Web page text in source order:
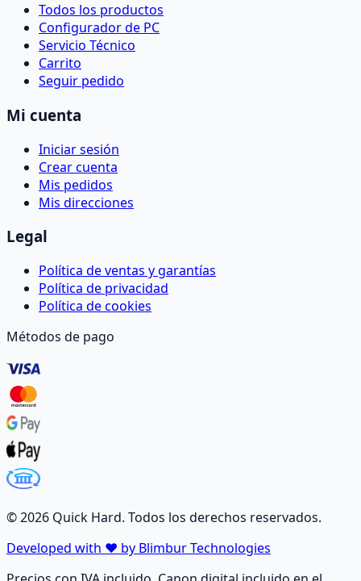
Todos los productos
Configurador de PC
Servicio Técnico
Carrito
Seguir pedido
Mi cuenta
Iniciar sesión
Crear cuenta
Mis pedidos
Mis direcciones
Legal
Política de ventas y garantías
Política de privacidad
Política de cookies
Métodos de pago
©2026 Quick Hard. Todos los derechos reservados.
Developed with ❤️ by Blimbur Technologies